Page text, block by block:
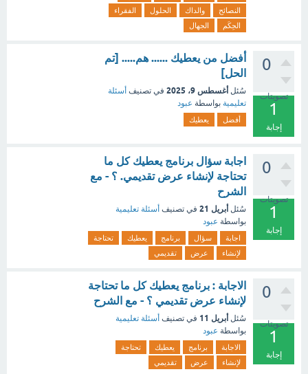
النصائح
والداك الحلول
الفقراء
الحِكَم
الجهال
0
تصويتات
1
إجابة
أفضل من يعطيك ...... هم..... [تم
الحل]
سُئل أغسطس 9، 2025 في تصنيف أسئلة
تعليمية بواسطة عبود
أفضل يعطيك
0
تصويتات
1
إجابة
اجابة سؤال برنامج يعطيك كل ما
تحتاجة لإنشاء عرض تقديمي. ؟ - مع
الشرح
سُئل أبريل 21 في تصنيف أسئلة تعليمية
بواسطة عبود
اجابة سؤال برنامج يعطيك
تحتاجة
لإنشاء
عرض تقديمي
0
تصويتات
1
إجابة
الاجابة : برنامج يعطيك كل ما تحتاجة
لإنشاء عرض تقديمي ؟ - مع الشرح
سُئل أبريل 11 في تصنيف أسئلة تعليمية
بواسطة عبود
الاجابة برنامج يعطيك
تحتاجة
لإنشاء
عرض تقديمي